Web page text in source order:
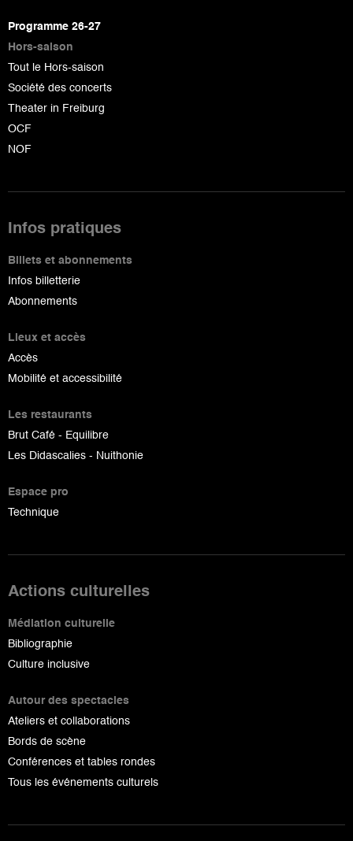
page
Programme 26-27
Hors-saison
Tout le Hors-saison
Société des concerts
Theater in Freiburg
OCF
NOF
Infos pratiques
Billets et abonnements
Infos billetterie
Abonnements
Lieux et accès
Accès
Mobilité et accessibilité
Les restaurants
Brut Café - Equilibre
Les Didascalies - Nuithonie
Espace pro
Technique
Actions culturelles
Médiation culturelle
Bibliographie
Culture inclusive
Autour des spectacles
Ateliers et collaborations
Bords de scène
Conférences et tables rondes
Tous les événements culturels